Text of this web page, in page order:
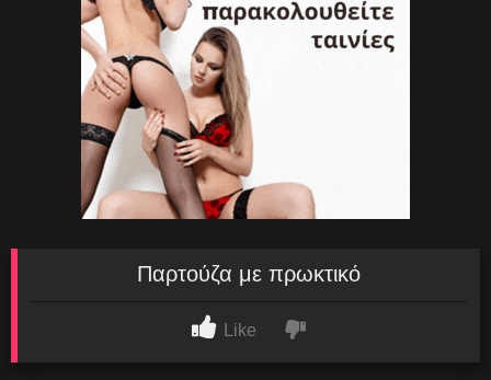
Παρτούζα με πρωκτικό
Like